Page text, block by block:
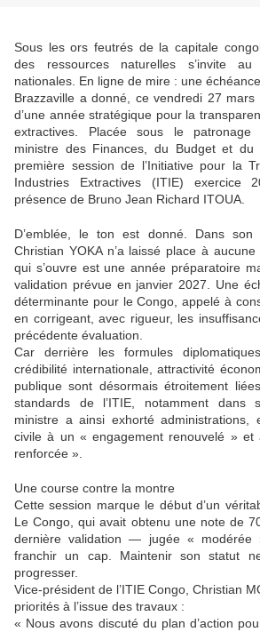
Sous les ors feutrés de la capitale
des ressources naturelles s’invite
nationales. En ligne de mire : une
Brazzaville a donné, ce vendredi 27 mars
d’une année stratégique pour la
extractives. Placée sous le patronage
ministre des Finances, du Budget et du
première session de l’Initiative pour la
Industries Extractives (ITIE) exercice
présence de Bruno Jean Richard ITOUA.
D’emblée, le ton est donné. Dans son
Christian YOKA n’a laissé place à
qui s’ouvre est une année préparatoire
validation prévue en janvier 2027. Une
déterminante pour le Congo, appelé à
en corrigeant, avec rigueur, les
précédente évaluation.
Car derrière les formules
crédibilité internationale, attractivité
publique sont désormais étroitement
standards de l’ITIE, notamment dans
ministre a ainsi exhorté administrations,
civile à un « engagement renouvelé » et
renforcée ».
Une course contre la montre
Cette session marque le début d’un
Le Congo, qui avait obtenu une note de
dernière validation — jugée «
franchir un cap. Maintenir son statut
progresser.
Vice-président de l’ITIE Congo, Christian
priorités à l’issue des travaux :
« Nous avons discuté du plan d’action